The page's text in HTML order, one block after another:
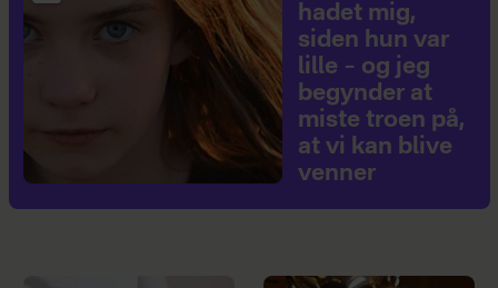
hadet mig,
siden hun var
lille – og jeg
begynder at
miste troen på,
at vi kan blive
venner